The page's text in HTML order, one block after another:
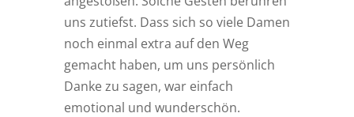
uns zutiefst. Dass sich so viele Damen
noch einmal extra auf den Weg
gemacht haben, um uns persönlich
Danke zu sagen, war einfach
emotional und wunderschön.